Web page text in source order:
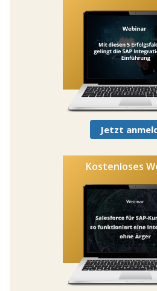
Jetzt
Kostenloses